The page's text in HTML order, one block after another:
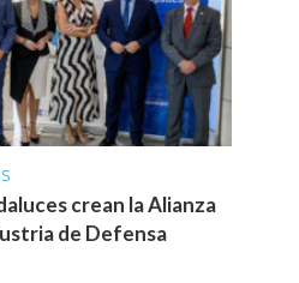
crean la Alianza
de Defensa